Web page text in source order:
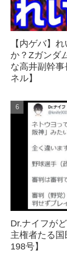
【内ゲバ】
か？Zガンダ
な高井副幹
ネル】
Dr.ナイフが
主権者たる
198号】